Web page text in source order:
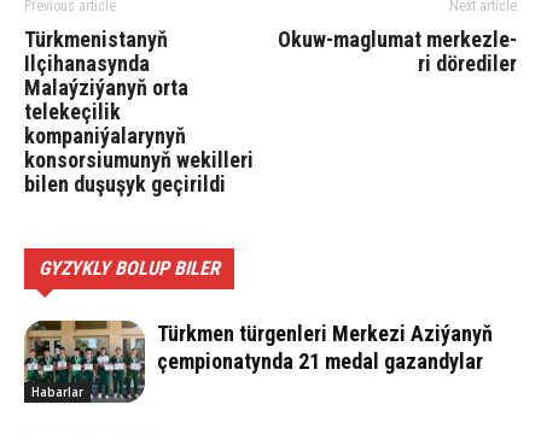
Previous article
Türkmenistanyň
Ilçihanasynda
Malaýziýanyň orta
telekeçilik
kompaniýalarynyň
konsorsiumunyň wekilleri
bilen duşuşyk geçirildi
Next article
Okuw-mag­lu­mat mer­kez­le­
ri­ dö­rediler
GYZYKLY BOLUP BILER
Habarlar
Türkmen türgenleri Merkezi Aziýanyň
çempionatynda 21 medal gazandylar